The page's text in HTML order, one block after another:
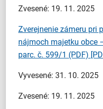
Zvesené: 19. 11. 2025
Zverejnenie zámeru pri
nájmoch majetku obce
parc. č. 599/1 (PDF)
Vyvesené: 31. 10. 2025
Zvesené: 19. 11. 2025